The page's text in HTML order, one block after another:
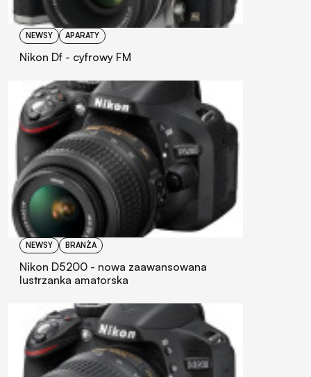
NEWSY APARATY
Nikon Df - cyfrowy FM
NEWSY BRANŻA
Nikon D5200 - nowa zaawansowana
lustrzanka amatorska